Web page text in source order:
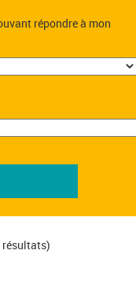
répondre à mon
résultats)